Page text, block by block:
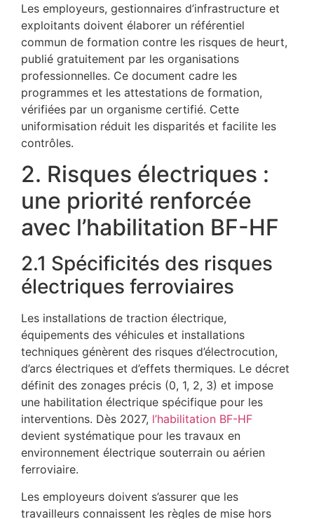
Les employeurs, gestionnaires d’infrastructure et
exploitants doivent élaborer un référentiel
commun de formation contre les risques de heurt,
publié gratuitement par les organisations
professionnelles. Ce document cadre les
programmes et les attestations de formation,
vérifiées par un organisme certifié. Cette
uniformisation réduit les disparités et facilite les
contrôles.
2. Risques électriques :
une priorité renforcée
avec l’habilitation BF-HF
2.1 Spécificités des risques
électriques ferroviaires
Les installations de traction électrique,
équipements des véhicules et installations
techniques génèrent des risques d’électrocution,
d’arcs électriques et d’effets thermiques. Le décret
définit des zonages précis (0, 1, 2, 3) et impose
une habilitation électrique spécifique pour les
interventions. Dès 2027, l’habilitation BF-HF
devient systématique pour les travaux en
environnement électrique souterrain ou aérien
ferroviaire.
Les employeurs doivent s’assurer que les
travailleurs connaissent les règles de mise hors